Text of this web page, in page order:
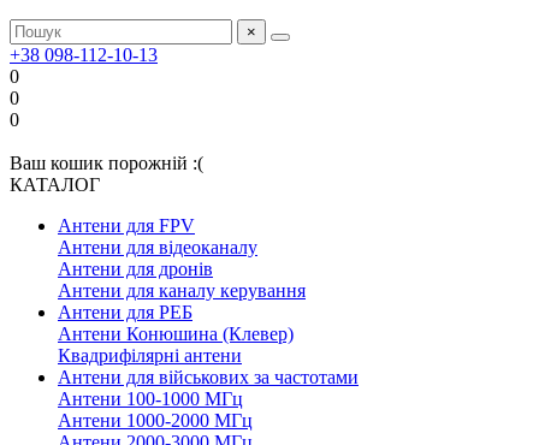
×
+38 098-112-10-13
0
0
0
Ваш кошик порожній :(
КАТАЛОГ
Антени для FPV
Антени для відеоканалу
Антени для дронів
Антени для каналу керування
Антени для РЕБ
Антени Конюшина (Клевер)
Квадрифілярні антени
Антени для військових за частотами
Антени 100-1000 МГц
Антени 1000-2000 МГц